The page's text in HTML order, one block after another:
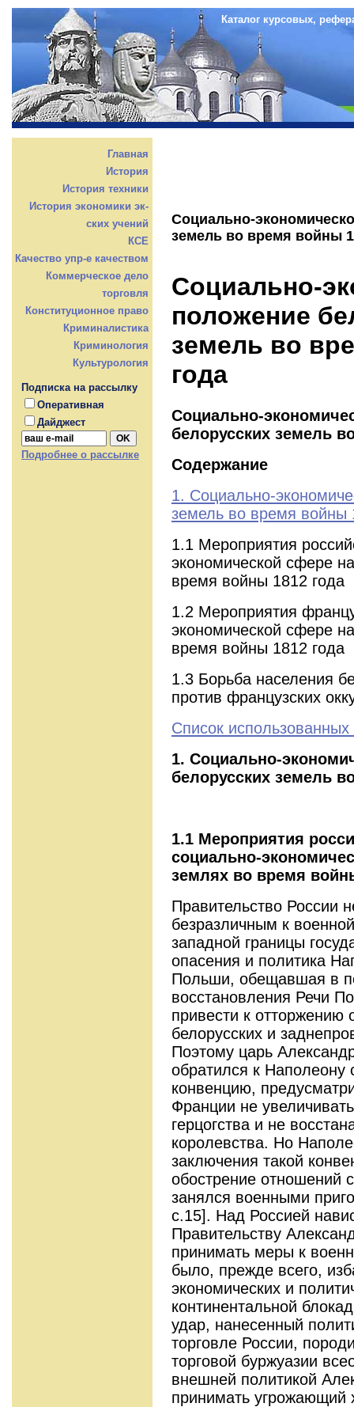
Каталог курсовых,
Главная
История
История техники
История экономики эк-
ских учений
КСЕ
Качество упр-е качеством
Коммерческое дело
торговля
Конституционное право
Криминалистика
Криминология
Культурология
Подписка на рассылку
Оперативная
Дайджест
Подробнее о рассылке
Социально-
земель во время войны
Социально-
положение
земель во
года
Социально-
белорусских земель
Содержание
1. Социально-
земель во время войны
1.1 Мероприятия
экономической сфере
время войны 1812 года
1.2 Мероприятия
экономической сфере
время войны 1812 года
1.3 Борьба населения
против французских
Список использованных
1. Социально-
белорусских земель
1.1 Мероприятия
социально-
землях во время
Правительство России
безразличным к
западной границы
опасения и политика
Польши, обещавшая в
восстановления Речи
привести к отторжению
белорусских и
Поэтому царь
обратился к
конвенцию,
Франции не
герцогства и не
королевства. Но
заключения такой
обострение отношений
занялся военными
с.15]. Над Россией
Правительству
принимать меры к
было, прежде всего,
экономических и
континентальной
удар, нанесенный
торговле России,
торговой буржуазии
внешней политикой
принимать угрожающий